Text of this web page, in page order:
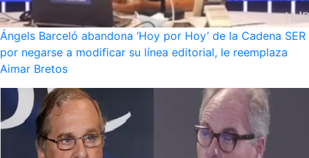
Ángels Barceló abandona ‘Hoy por Hoy’ de la Cadena SER
por negarse a modificar su línea editorial, le reemplaza
Aimar Bretos